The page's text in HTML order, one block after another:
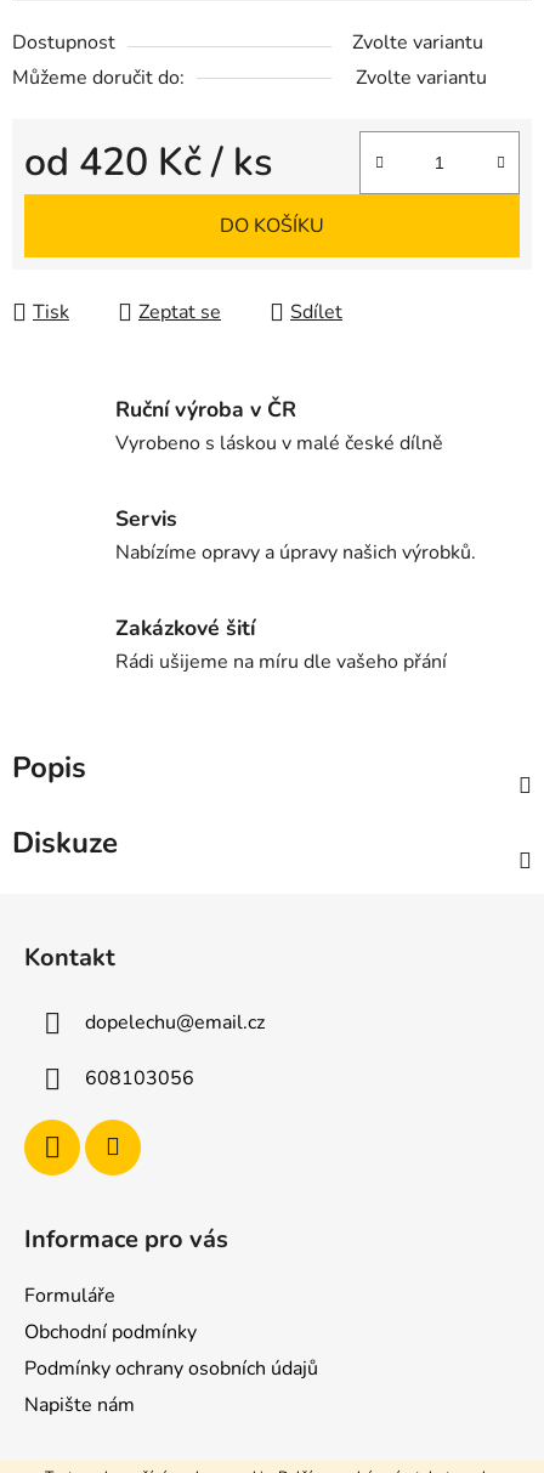
Dostupnost
Zvolte variantu
Můžeme doručit do:
Zvolte variantu
od 420 Kč/ ks
Měrná cena:
DO KOŠÍKU
Tisk Zeptat se Sdílet
Ruční výroba v ČR
Vyrobeno s láskou v malé české dílně
Servis
Nabízíme opravy a úpravy našich výrobků.
Zakázkové šití
Rádi ušijeme na míru dle vašeho přání
Popis
Diskuze
Kontakt
dopelechu@email.cz
608103056
Informace pro vás
Formuláře
Obchodní podmínky
Podmínky ochrany osobních údajů
Napište nám